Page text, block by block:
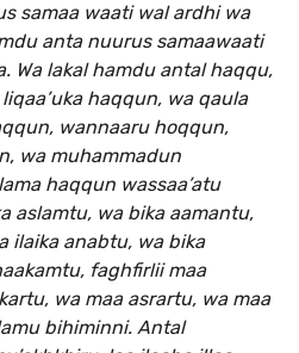
samaa waati wal ardhi wa
anta nuurus samaawaati
Wa lakal hamdu antal haqqu,
haqqun, wa qaula
wannaaru hoqqun,
wa muhammadun
haqqun wassaa’atu
aslamtu, wa bika aamantu,
ilaika anabtu, wa bika
faghfirlii maa
wa maa asrartu, wa maa
bihiminni. Antal